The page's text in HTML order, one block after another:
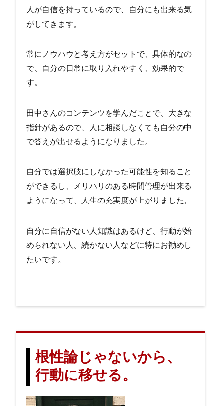
人が自信を持っているので、自分にも出来る気
がしてきます。
常にノウハウと考え方がセットで、具体的なの
で、自分の日常に取り入れやすく、効果的で
す。
田中さんのコンテンツを学んだことで、大きな
指針があるので、人に相談しなくても自分の中
で答えが出せるようになりました。
自分では選択肢にしなかった可能性を知ること
ができるし、メリハリのある時間管理が出来る
ようになって、人生の充実度が上がりました。
自分に自信がない人知識はあるけど、行動が始
められない人、続かない人などに特にお勧めし
たいです。
根性論じゃないから、
行動に移せる。